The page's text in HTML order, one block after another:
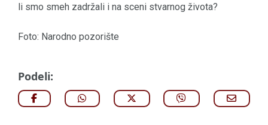
li smo smeh zadržali i na sceni stvarnog života?
Foto: Narodno pozorište
Podeli: